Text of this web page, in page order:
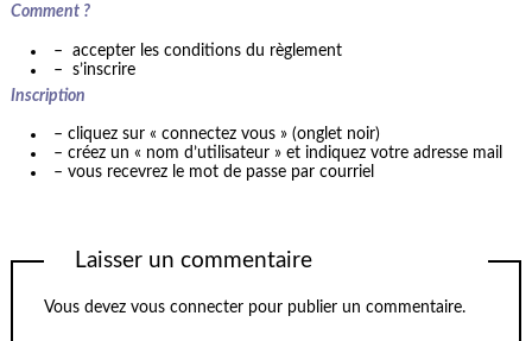
Comment ?
– accepter les conditions du règlement
– s’inscrire
Inscription
– cliquez sur « connectez vous » (onglet noir)
– créez un « nom d’utilisateur » et indiquez votre adresse mail
– vous recevrez le mot de passe par courriel
Laisser un commentaire
Vous devez vous connecter pour publier un commentaire.